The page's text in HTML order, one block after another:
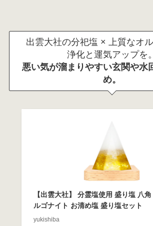
出雲大社の分祀塩 × 上質なオ
浄化と運気アップを。
悪い気が溜まりやすい玄関や水
め。
【出雲大社】 分霊塩使用 盛り塩 八
ルゴナイト お清め塩 盛り塩セット
yukishiba